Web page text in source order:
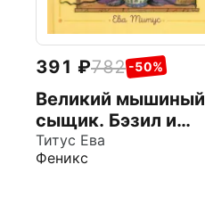
391 782 -50%
Великий мышиный
сыщик. Бэзил и
Кошачья пещера
Титус Ева
Феникс